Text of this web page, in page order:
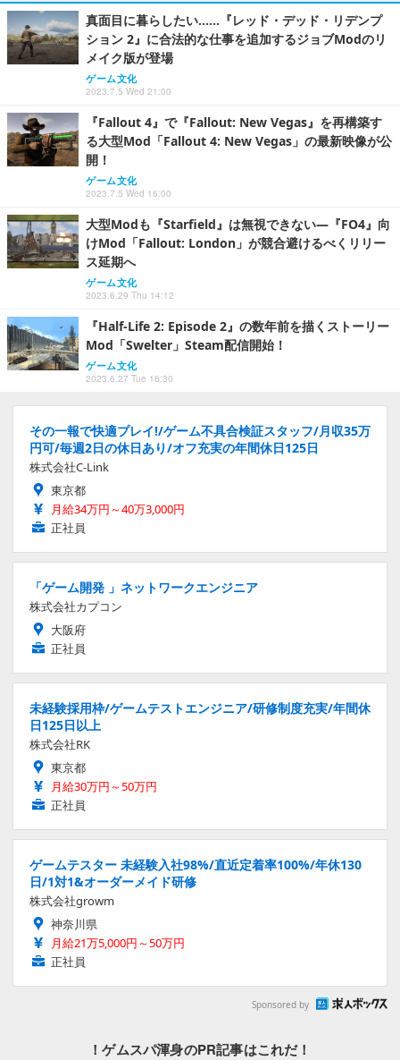
真面目に暮らしたい……『レッド・デッド・リデンプ
ション 2』に合法的な仕事を追加するジョブModのリ
メイク版が登場
ゲーム文化
2023.7.5 Wed 21:00
『Fallout 4』で『Fallout: New Vegas』を再構築す
る大型Mod「Fallout 4: New Vegas」の最新映像が公
開！
ゲーム文化
2023.7.5 Wed 16:00
大型Modも『Starfield』は無視できない―『FO4』向
けMod「Fallout: London」が競合避けるべくリリー
ス延期へ
ゲーム文化
2023.6.29 Thu 14:12
『Half-Life 2: Episode 2』の数年前を描くストーリー
Mod「Swelter」Steam配信開始！
ゲーム文化
2023.6.27 Tue 16:30
その一報で快適プレイ!/ゲーム不具合検証スタッフ/月収35万
円可/毎週2日の休日あり/オフ充実の年間休日125日
株式会社C-Link
東京都
月給34万円～40万3,000円
正社員
「ゲーム開発 」ネットワークエンジニア
株式会社カプコン
大阪府
正社員
未経験採用枠/ゲームテストエンジニア/研修制度充実/年間休
日125日以上
株式会社RK
東京都
月給30万円～50万円
正社員
ゲームテスター 未経験入社98%/直近定着率100%/年休130
日/1対1&オーダーメイド研修
株式会社growm
神奈川県
月給21万5,000円～50万円
正社員
Sponsored by
！ゲムスパ渾身のPR記事はこれだ！